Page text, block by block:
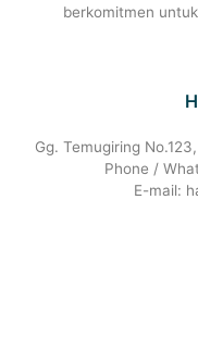
berkomitmen
Gg. Temugiring
Phone /
E-mail: